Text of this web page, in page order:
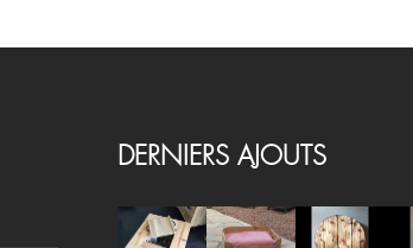
DERNIERS AJOUTS